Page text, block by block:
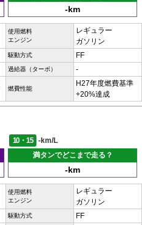
-km
使用燃料
エンジン
レギュラー
ガソリン
駆動方式 FF
過給器（ターボ） -
燃費性能
H27年度燃費基準
+20%達成
10・15
-km/L
満タンでどこまで走る？
-km
使用燃料
エンジン
レギュラー
ガソリン
駆動方式 FF